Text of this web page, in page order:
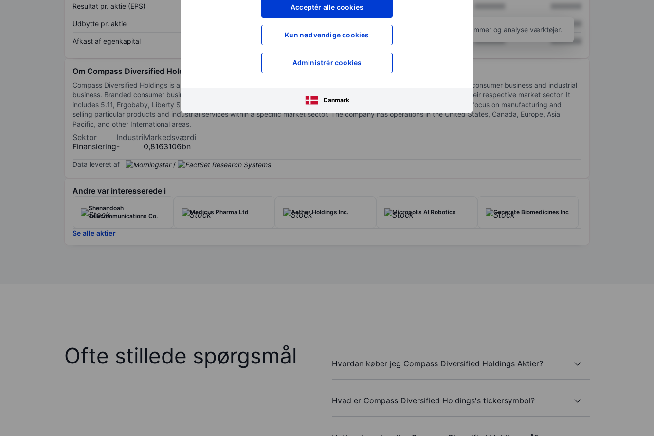
Acceptér alle cookies
Kun nødvendige cookies
Administrér cookies
Danmark
Resultat pr. aktie (EPS) XXXXXXX
Udbytte pr. aktie XXXXXXX
Afkast af egenkapital XXXXXXX XXXXXXX XXXXXXX
for at få adgang til flere diagrammer og analyse værktøjer.
Om Compass Diversified Holdings
Compass Diversified Holdings is a diversified business conglomerate based in the United States having two groups: branded consumer business and industrial
business. Branded consumer businesses are characterized as those businesses that capitalize on a valuable brand name in their respective market sector. It
includes 5.11, Ergobaby, Liberty Safe, and Velocity Outdoor. Industrial businesses are characterized as those businesses that focus on manufacturing and
selling particular products and industrial services within a specific market sector. The company has operations in the United States, Canada, Europe, Asia
Pacific, and other International areas.
Sektor
Finansiering
Industri
-
Markedsværdi
0,8163106bn
Data leveret af /
Andre var interesserede i
Shenandoah
Telecommunications Co.
Medicus Pharma Ltd Aether Holdings Inc. Micropolis AI Robotics Generate Biomedicines Inc
Se alle aktier
Ofte stillede spørgsmål Hvordan køber jeg Compass Diversified Holdings Aktier?
Hvad er Compass Diversified Holdings's tickersymbol?